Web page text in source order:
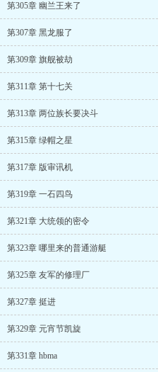
第305章 幽兰王来了
第307章 黑龙服了
第309章 旗舰被劫
第311章 第十七关
第313章 两位族长要决斗
第315章 绿帽之星
第317章 版审讯机
第319章 一石四鸟
第321章 大统领的密令
第323章 哪里来的普通游艇
第325章 友军的修理厂
第327章 挺进
第329章 元宵节凯旋
第331章 hbma